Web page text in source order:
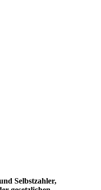
Selbstzahler,